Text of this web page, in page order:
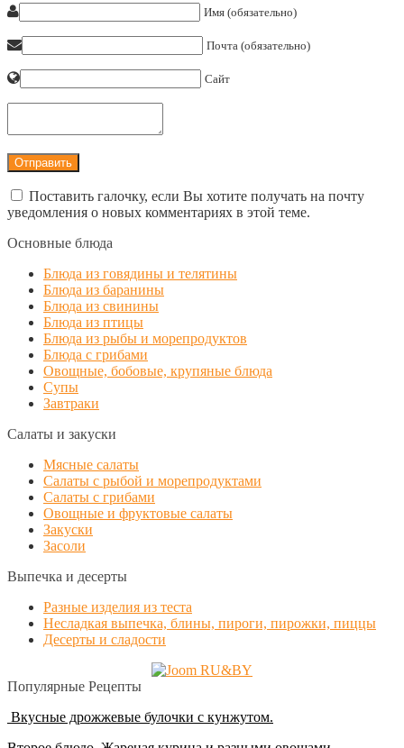
Имя (обязательно)
Почта (обязательно)
Сайт
Поставить галочку, если Вы хотите получать на почту
уведомления о новых комментариях в этой теме.
Основные блюда
Блюда из говядины и телятины
Блюда из баранины
Блюда из свинины
Блюда из птицы
Блюда из рыбы и морепродуктов
Блюда с грибами
Овощные, бобовые, крупяные блюда
Супы
Завтраки
Салаты и закуски
Мясные салаты
Салаты с рыбой и морепродуктами
Салаты с грибами
Овощные и фруктовые салаты
Закуски
Засоли
Выпечка и десерты
Разные изделия из теста
Несладкая выпечка, блины, пироги, пирожки, пиццы
Десерты и сладости
Популярные Рецепты
Вкусные дрожжевые булочки с кунжутом.